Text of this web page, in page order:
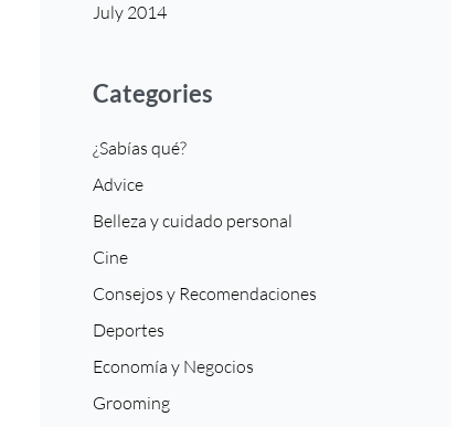
July 2014
Categories
¿Sabías qué?
Advice
Belleza y cuidado personal
Cine
Consejos y Recomendaciones
Deportes
Economía y Negocios
Grooming